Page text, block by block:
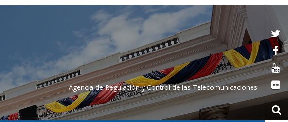
Agencia de Regulación y Control de las Telecomunicaciones